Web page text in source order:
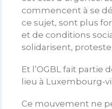
commencent à se
ce sujet, sont plus
et de conditions
solidarisent,
Et l’OGBL fait partie
lieu à Luxembourg-
Ce mouvement ne